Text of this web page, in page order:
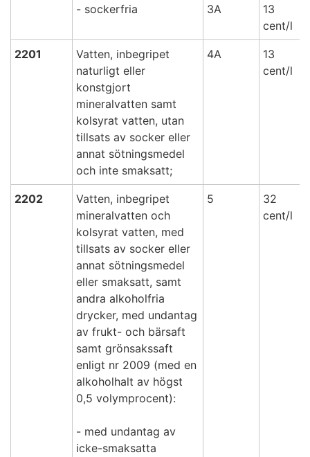
- sockerfria 3A
13
cent/l
2201
Vatten, inbegripet
naturligt eller
konstgjort
mineralvatten samt
kolsyrat vatten, utan
tillsats av socker eller
annat sötningsmedel
och inte smaksatt;
4A
13
cent/l
2202
Vatten, inbegripet
mineralvatten och
kolsyrat vatten, med
tillsats av socker eller
annat sötningsmedel
eller smaksatt, samt
andra alkoholfria
drycker, med undantag
av frukt- och bärsaft
samt grönsakssaft
enligt nr 2009 (med en
alkoholhalt av högst
0,5 volymprocent):
- med undantag av
icke-smaksatta
5
32
cent/l